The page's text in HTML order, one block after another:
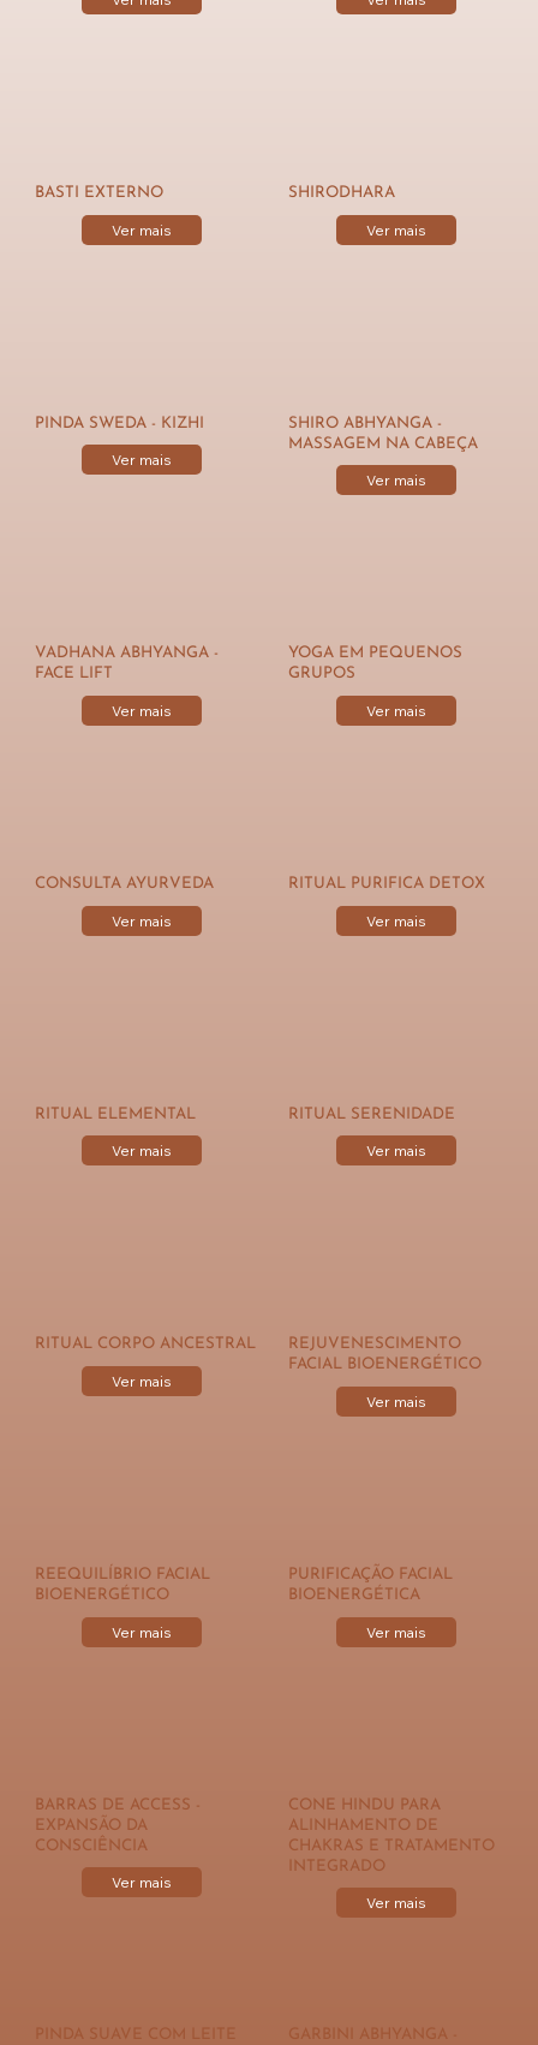
BASTI EXTERNO
Ver mais
SHIRODHARA
Ver mais
PINDA SWEDA - KIZHI
Ver mais
SHIRO ABHYANGA -
MASSAGEM NA CABEÇA
Ver mais
VADHANA ABHYANGA -
FACE LIFT
Ver mais
YOGA EM PEQUENOS
GRUPOS
Ver mais
CONSULTA AYURVEDA
Ver mais
RITUAL PURIFICA DETOX
Ver mais
RITUAL ELEMENTAL
Ver mais
RITUAL SERENIDADE
Ver mais
RITUAL CORPO ANCESTRAL
Ver mais
REJUVENESCIMENTO
FACIAL BIOENERGÉTICO
Ver mais
REEQUILÍBRIO FACIAL
BIOENERGÉTICO
Ver mais
PURIFICAÇÃO FACIAL
BIOENERGÉTICA
Ver mais
BARRAS DE ACCESS -
EXPANSÃO DA
CONSCIÊNCIA
Ver mais
CONE HINDU PARA
ALINHAMENTO DE
CHAKRAS E TRATAMENTO
INTEGRADO
Ver mais
PINDA SUAVE COM LEITE
GARBINI ABHYANGA -